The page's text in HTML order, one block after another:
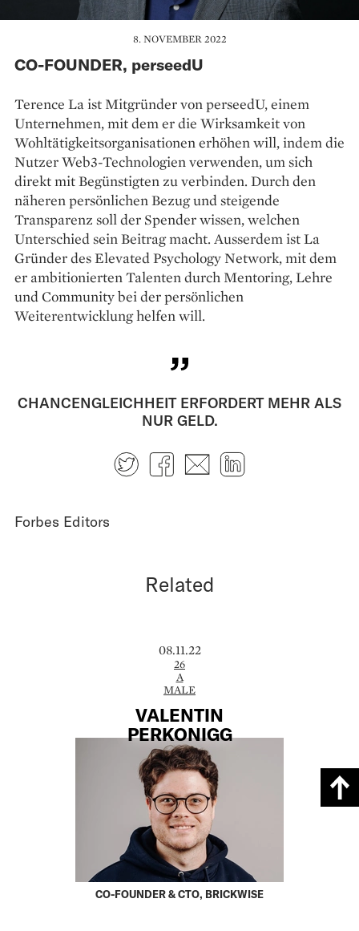
8. NOVEMBER 2022
CO-FOUNDER, perseedU
Terence La ist Mitgründer von perseedU, einem
Unternehmen, mit dem er die Wirksamkeit von
Wohltätigkeitsorganisationen erhöhen will, indem die
Nutzer Web3-Technologien verwenden, um sich
direkt mit Begünstigten zu verbinden. Durch den
näheren persönlichen Bezug und steigende
Transparenz soll der Spender wissen, welchen
Unterschied sein Beitrag macht. Ausserdem ist La
Gründer des Elevated Psychology Network, mit dem
er ambitionierten Talenten durch Mentoring, Lehre
und Community bei der persönlichen
Weiterentwicklung helfen will.
CHANCENGLEICHHEIT ERFORDERT MEHR ALS
NUR GELD.
TwitterFacebook
E-mail
Forbes Editors
Related
08.11.22
26
A
MALE
VALENTIN
PERKONIGG
CO-FOUNDER & CTO, BRICKWISE